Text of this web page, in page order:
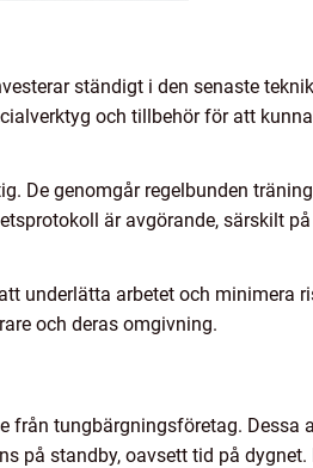
ständigt i den senaste
och tillbehör för att
De genomgår regelbunden
är avgörande, särskilt
underlätta arbetet och minimera
och deras omgivning.
från tungbärgningsföretag. Dessa
på standby, oavsett tid på